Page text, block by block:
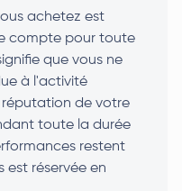
achetez est
compte pour toute
que vous ne
à l'activité
réputation de votre
toute la durée
restent
est réservée en